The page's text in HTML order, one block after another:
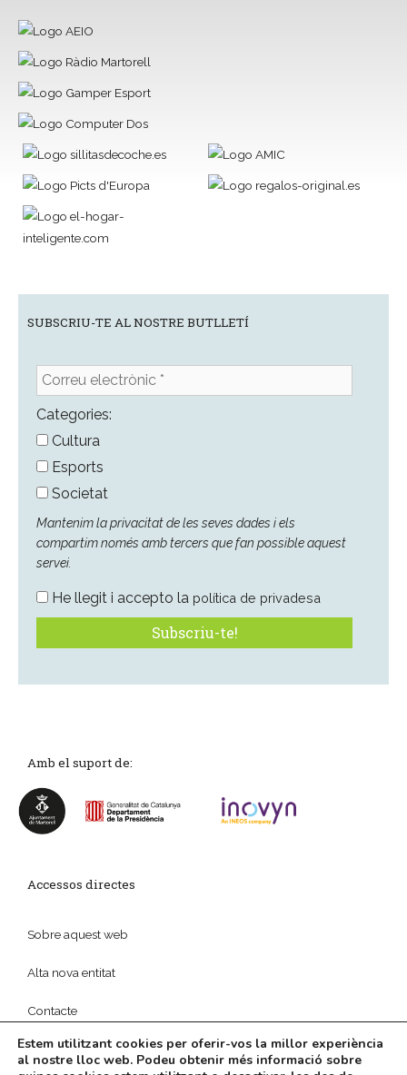
SUBSCRIU-TE AL NOSTRE BUTLLETÍ
Correu
electrònic
*Categories:
Cultura
Esports
Societat
Mantenim la privacitat de les seves dades i els
compartim només amb tercers que fan possible aquest
servei.
He llegit i accepto la política de privadesa
Amb el suport de:
Accessos directes
Sobre aquest web
Alta nova entitat
Contacte
Estem utilitzant cookies per oferir-vos la millor experiència
al nostre lloc web. Podeu obtenir més informació sobre